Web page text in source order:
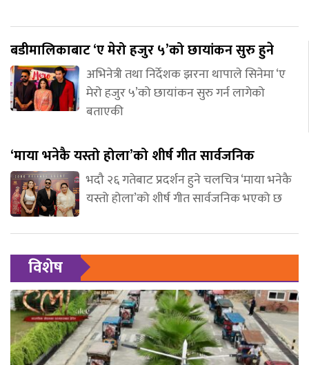
बडीमालिकाबाट ‘ए मेरो हजुर ५’को छायांकन सुरु हुने
अभिनेत्री तथा निर्देशक झरना थापाले सिनेमा ‘ए
मेरो हजुर ५’को छायांकन सुरु गर्न लागेको
बताएकी
‘माया भनेकै यस्तो होला’को शीर्ष गीत सार्वजनिक
भदौ २६ गतेबाट प्रदर्शन हुने चलचित्र ‘माया भनेकै
यस्तो होला’को शीर्ष गीत सार्वजनिक भएको छ
विशेष